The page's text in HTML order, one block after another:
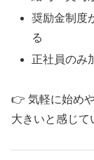
奨励金制度
る
正社員のみ
👉 気軽に始め
大きいと感じて